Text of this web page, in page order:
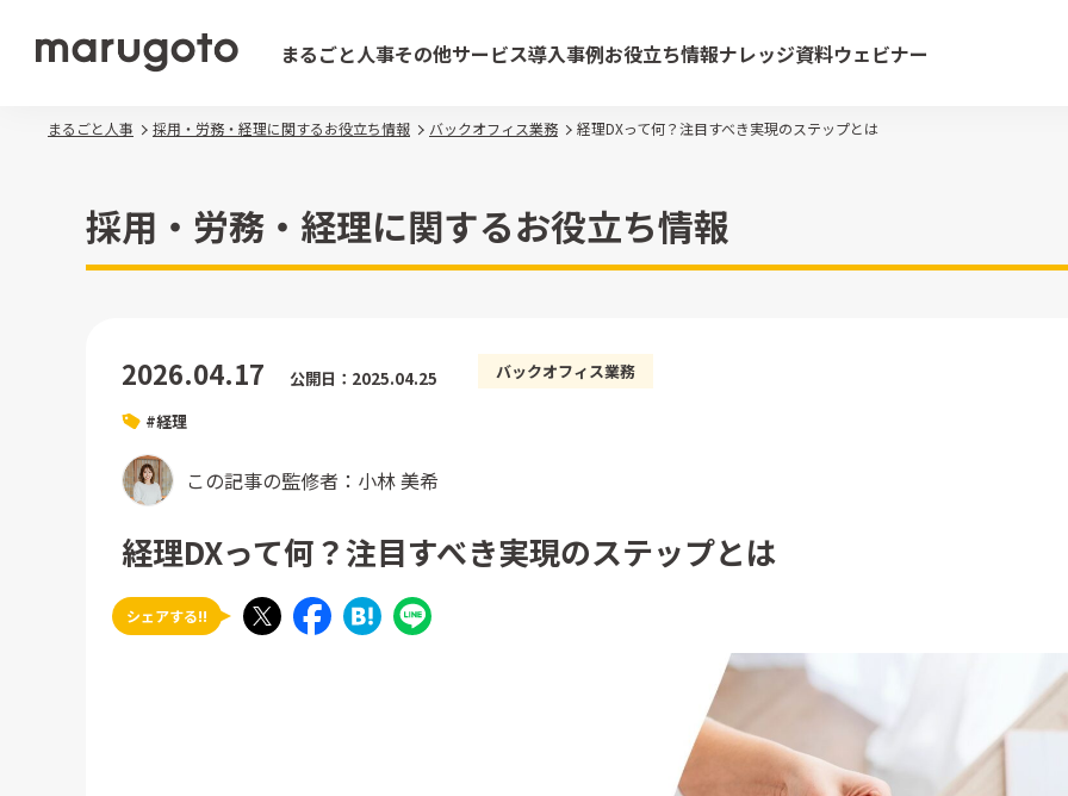
まるごと人事その他サービス導入事例お役立ち情報ナレッジ資料ウェビナー
まるごと人事 採用・労務・経理に関するお役立ち情報 バックオフィス業務 経理DXって何？注目すべき実現のステップとは
採用・労務・経理に関するお役立ち情報
2026.04.17 公開日：2025.04.25 バックオフィス業務
#経理
この記事の監修者：小林 美希
経理DXって何？注目すべき実現のステップとは
シェアする!!